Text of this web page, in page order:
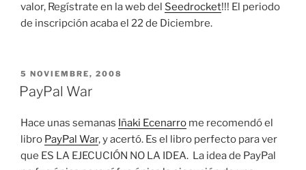
valor, Regístrate en la web del Seedrocket!!! El periodo
de inscripción acaba el 22 de Diciembre.
PUBLICADO
EL
5 NOVIEMBRE, 2008
PayPal War
Hace unas semanas Iñaki Ecenarro me recomendó el
libro PayPal War, y acertó. Es el libro perfecto para ver
que ES LA EJECUCIÓN NO LA IDEA. La idea de PayPal